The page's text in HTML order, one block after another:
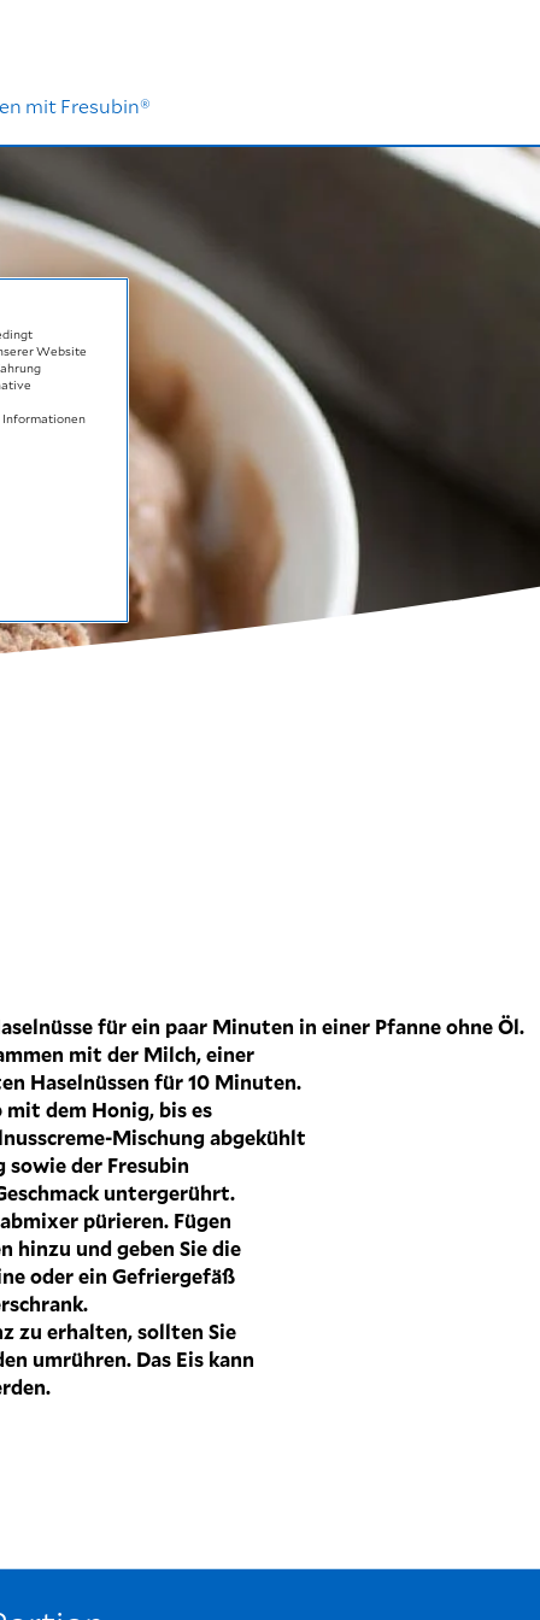
mit Fresubin®
für ein paar Minuten in einer Pfanne ohne Öl.
mit der Milch, einer
Haselnüssen für 10 Minuten.
mit dem Honig, bis es
Mischung abgekühlt
sowie der Fresubin
untergerührt.
pürieren. Fügen
hinzu und geben Sie die
oder ein Gefriergefäß
zu erhalten, sollten Sie
umrühren. Das Eis kann
Website
Informationen